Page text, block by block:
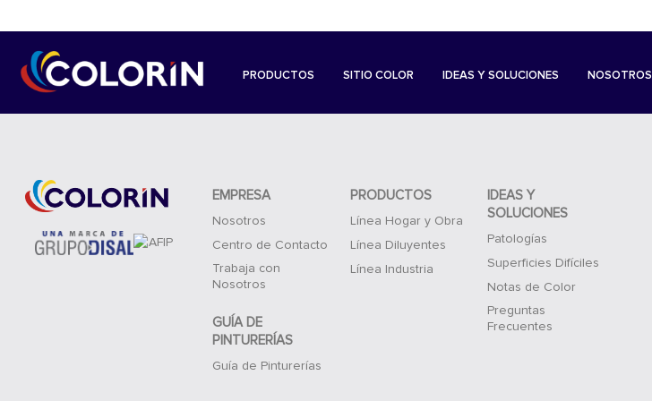
PRODUCTOS SITIO COLOR IDEAS Y SOLUCIONES NOSOTROS
EMPRESA
Nosotros
Centro de Contacto
Trabaja con
Nosotros
GUÍA DE
PINTURERÍAS
Guía de Pinturerías
PRODUCTOS
Línea Hogar y Obra
Línea Diluyentes
Línea Industria
IDEAS Y
SOLUCIONES
Patologías
Superficies Difíciles
Notas de Color
Preguntas
Frecuentes